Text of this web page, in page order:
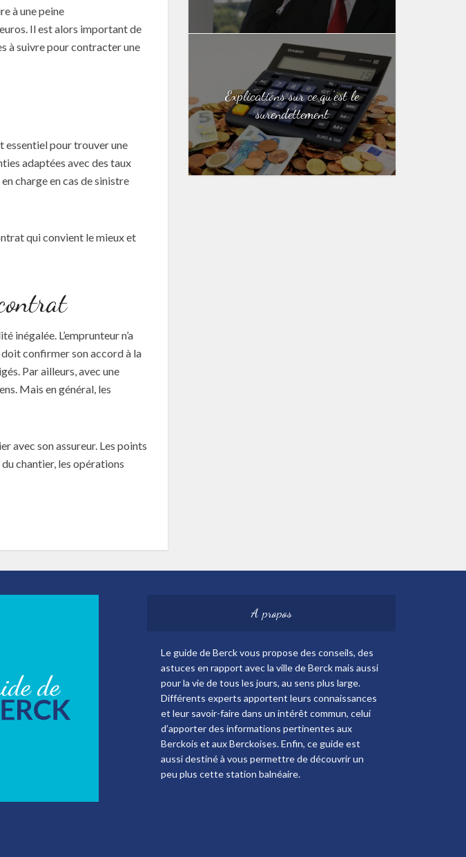
à une peine
Il est alors important de
à suivre pour contracter une
essentiel pour trouver une
adaptées avec des taux
charge en cas de sinistre
qui convient le mieux et
inégalée. L’emprunteur n’a
doit confirmer son accord à la
Par ailleurs, avec une
Mais en général, les
avec son assureur. Les points
chantier, les opérations
Explications sur ce qu’est le
surendettement
A propos
Le guide de Berck vous propose des conseils, des
astuces en rapport avec la ville de Berck mais aussi
pour la vie de tous les jours, au sens plus large.
Différents experts apportent leurs connaissances
et leur savoir-faire dans un intérêt commun, celui
d’apporter des informations pertinentes aux
Berckois et aux Berckoises. Enfin, ce guide est
aussi destiné à vous permettre de découvrir un
peu plus cette station balnéaire.